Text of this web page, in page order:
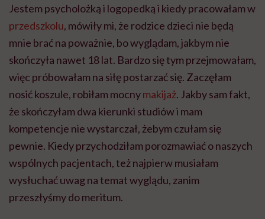
Jestem psycholożką i logopedką i kiedy pracowałam w
przedszkolu, mówiły mi, że rodzice dzieci nie będą
mnie brać na poważnie, bo wyglądam, jakbym nie
skończyła nawet 18 lat. Bardzo się tym przejmowałam,
więc próbowałam na siłę postarzać się. Zaczęłam
nosić koszule, robiłam mocnymakijaż. Jakby sam fakt,
że skończyłam dwa kierunki studiów i mam
kompetencje nie wystarczał, żebym czułam się
pewnie. Kiedy przychodziłam porozmawiać o naszych
wspólnych pacjentach, też najpierw musiałam
wysłuchać uwag na temat wyglądu, zanim
przeszłyśmy do meritum.